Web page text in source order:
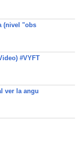
(nivel "obs
#VYFT
ver la angu